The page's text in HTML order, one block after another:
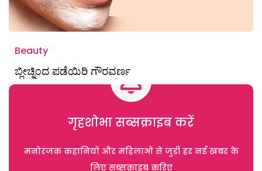
Beauty
ಬ್ಲೀಚ್ನಿಂದ ಪಡೆಯಿರಿ ಗೌರವರ್ಣ
गृहशोभा सब्सक्राइब करें
मनोरंजक कहानियों और महिलाओं से जुड़ी हर नई खबर के
लिए सब्सक्राइब करिए